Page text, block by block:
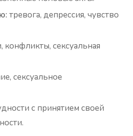
тревога, депрессия, чувство
конфликты, сексуальная
сексуальное
с принятием своей